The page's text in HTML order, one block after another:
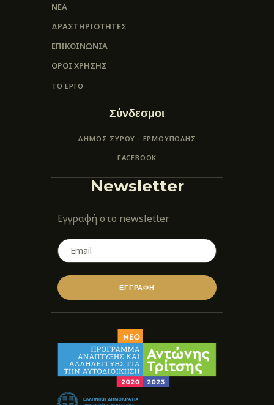
ΝΕΑ
ΔΡΑΣΤΗΡΙΟΤΗΤΕΣ
ΕΠΙΚΟΙΝΩΝΊΑ
ΌΡΟΙ ΧΡΉΣΗΣ
ΤΟ ΕΡΓΟ
Σύνδεσμοι
ΔΗΜΟΣ ΣΥΡΟΥ - ΕΡΜΟΎΠΟΛΗΣ
FACEBOOK
Newsletter
Εγγραφή στο newsletter
ΕΓΓΡΑΦΗ